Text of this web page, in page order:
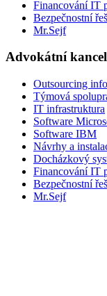
Financování IT
Bezpečnostní
Mr.Sejf
Advokátní
Outsourcing
Týmová
IT infrastruktura
Software
Software IBM
Návrhy a
Docházkový
Financování IT
Bezpečnostní
Mr.Sejf